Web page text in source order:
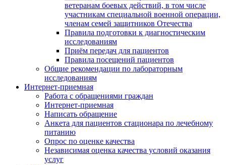
ветеранам боевых действий, в том числе
участникам специальной военной операции,
членам семей защитников Отечества
Правила подготовки к диагностическим
исследованиям
Приём передач для пациентов
Правила посещений пациентов
Общие рекомендации по лабораторным
исследованиям
Интернет-приемная
Работа с обращениями граждан
Интернет-приемная
Написать обращение
Анкета для пациентов стационара по лечебному
питанию
Опрос по оценке качества
Независимая оценка качества условий оказания
услуг